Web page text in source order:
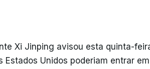
Xi Jinping avisou esta quinta-
Estados Unidos poderiam entrar